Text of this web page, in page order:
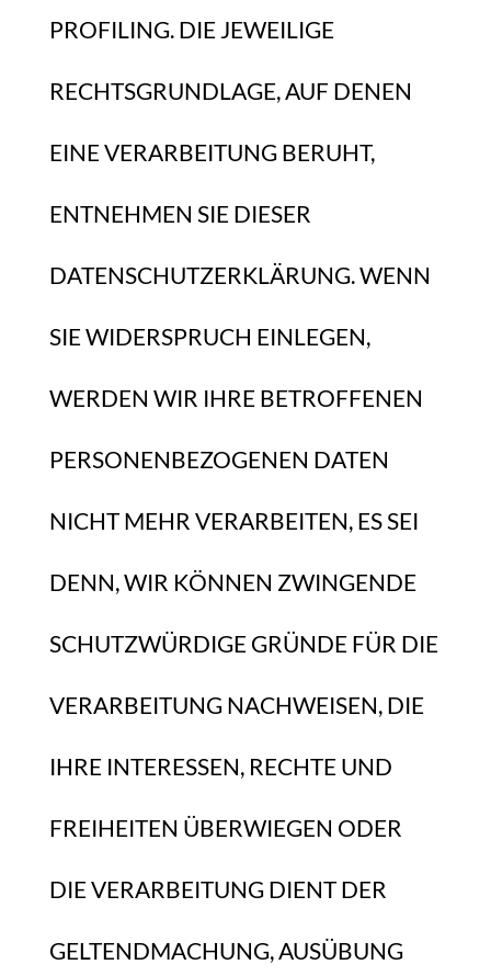
PROFILING. DIE JEWEILIGE
RECHTSGRUNDLAGE, AUF DENEN
EINE VERARBEITUNG BERUHT,
ENTNEHMEN SIE DIESER
DATENSCHUTZERKLÄRUNG. WENN
SIE WIDERSPRUCH EINLEGEN,
WERDEN WIR IHRE BETROFFENEN
PERSONENBEZOGENEN DATEN
NICHT MEHR VERARBEITEN, ES SEI
DENN, WIR KÖNNEN ZWINGENDE
SCHUTZWÜRDIGE GRÜNDE FÜR DIE
VERARBEITUNG NACHWEISEN, DIE
IHRE INTERESSEN, RECHTE UND
FREIHEITEN ÜBERWIEGEN ODER
DIE VERARBEITUNG DIENT DER
GELTENDMACHUNG, AUSÜBUNG